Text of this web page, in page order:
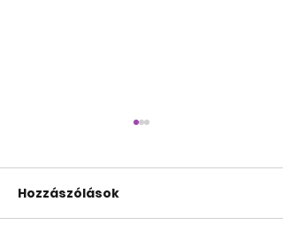
Hozzászólások